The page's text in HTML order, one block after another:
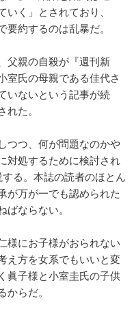
いく」とされており、
要約するのは乱暴だ。
父親の自殺が『週刊新
室氏の母親である佳代さ
いないという記事が続
された。
つつ、何が問題なのかや
対処するために検討され
る。本誌の読者のほとん
が万が一でも認められた
ばならない。
様にお子様がおられない
え方を女系でもいいと変
眞子様と小室圭氏の子供
からだ。